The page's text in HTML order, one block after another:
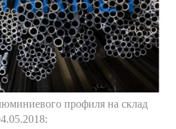
профиля на склад